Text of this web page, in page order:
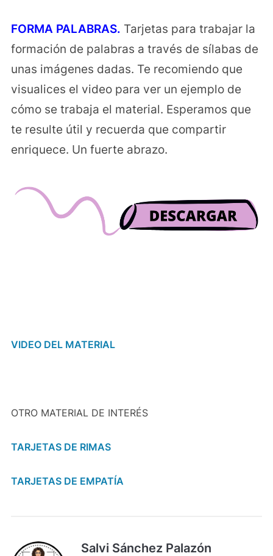
FORMA PALABRAS. Tarjetas para trabajar la
formación de palabras a través de sílabas de
unas imágenes dadas. Te recomiendo que
visualices el video para ver un ejemplo de
cómo se trabaja el material. Esperamos que
te resulte útil y recuerda que compartir
enriquece. Un fuerte abrazo.
VIDEO DEL MATERIAL
OTRO MATERIAL DE INTERÉS
TARJETAS DE RIMAS
TARJETAS DE EMPATÍA
Salvi Sánchez Palazón